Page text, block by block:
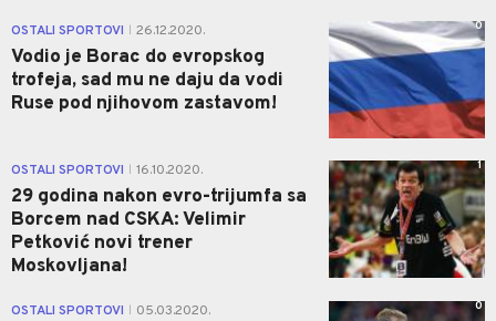
OSTALI SPORTOVI 26.12.2020.
Vodio je Borac do evropskog
trofeja, sad mu ne daju da vodi
Ruse pod njihovom zastavom!
0
OSTALI SPORTOVI 16.10.2020.
29 godina nakon evro-trijumfa sa
Borcem nad CSKA: Velimir
Petković novi trener
Moskovljana!
1
OSTALI SPORTOVI 05.03.2020. 0